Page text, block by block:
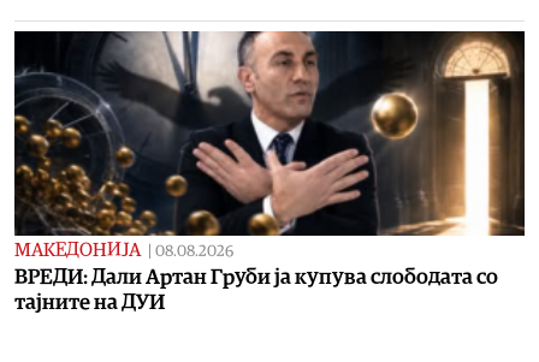
МАКЕДОНИЈА | 08.08.2026
ВРЕДИ: Дали Артан Груби ја купува слободата со
тајните на ДУИ